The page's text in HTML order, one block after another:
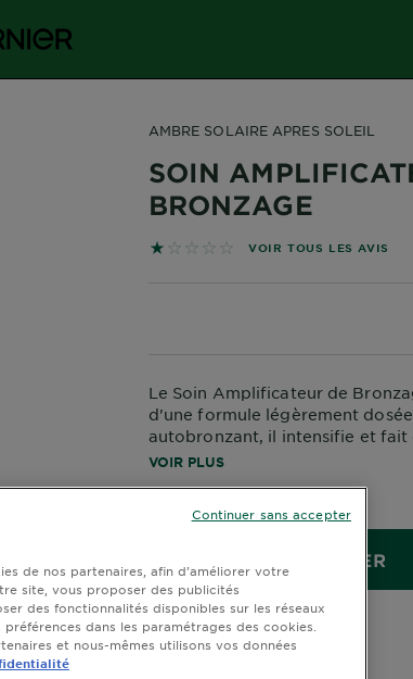
AMBRE SOLAIRE APRES SOLEIL
SOIN
BRONZAGE
1 sur 5 étoiles basé sur les avis
VOIR TOUS LES AVIS
Le Soin Amplificateur de
d'une formule légèrement
autobronzant, il intensifie et fait
bronzage. Votre peau conserve
VOIR PLUS
ACHETER
de nos partenaires, afin d’améliorer votre
site, vous proposer des publicités
des fonctionnalités disponibles sur les réseaux
dans les paramétrages des cookies.
et nous-mêmes utilisons vos données
Continuer sans accepter